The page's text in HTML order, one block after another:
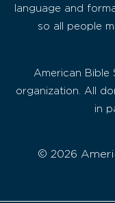
language and
so all people
American
organization. All
in
© 2026